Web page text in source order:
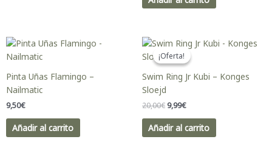
Pinta Uñas Flamingo –
Nailmatic
9,50€
Añadir al carrito
¡Oferta!
¡Oferta!
Swim Ring Jr Kubi – Konges
Sloejd
20,00€
El
precio
original
era:
20,00€.
9,99€
El
precio
actual
9,99€.
Añadir al carrito